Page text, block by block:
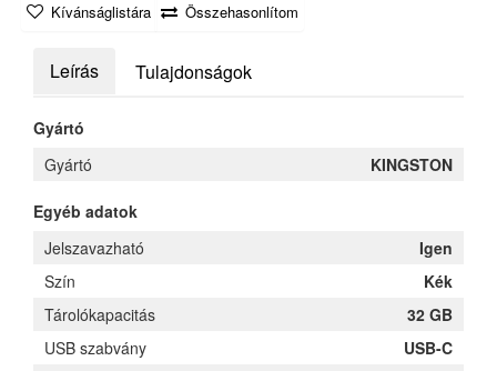
Kívánságlistára Összehasonlítom
Leírás Tulajdonságok
Gyártó
Gyártó
KINGSTON
Egyéb adatok
Jelszavazható
Igen
Szín
Kék
Tárolókapacitás
32 GB
USB szabvány
USB-C